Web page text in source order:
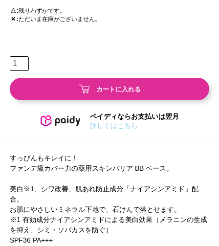
△ 残りわずかです。
✕ ただいま在庫がございません。
カートに入れる
ペイディならお支払いは翌月
詳しくはこちら
すっぴんもキレイに！
ファンデ級カバー力の薬用スキンバリア BB ベース。
美白※1、シワ改善、肌あれ防止成分「ナイアシンアミド」配
合。
お肌にやさしいミネラル下地で、石けんで落とせます。
※1 有効成分ナイアシンアミドによる美白効果（メラニンの生成
を抑え、シミ・ソバカスを防ぐ）
SPF36 PA+++